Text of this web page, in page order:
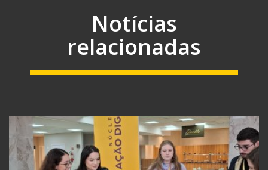
Notícias
relacionadas